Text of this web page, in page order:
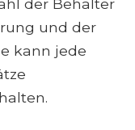
der Behälter
und der
kann jede